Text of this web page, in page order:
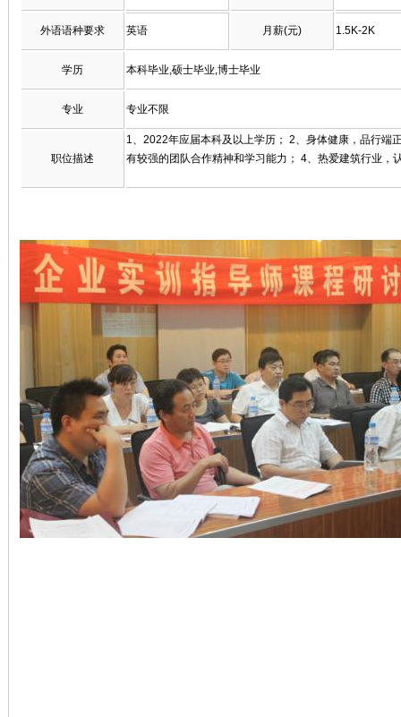
外语语种要求 英语 月薪(元) 1.5K-2K
学历 本科毕业,硕士毕业,博士毕业
专业 专业不限
职位描述
1、2022年应届本科及以上学历； 2、身体健康，品行端
有较强的团队合作精神和学习能力； 4、热爱建筑行业，